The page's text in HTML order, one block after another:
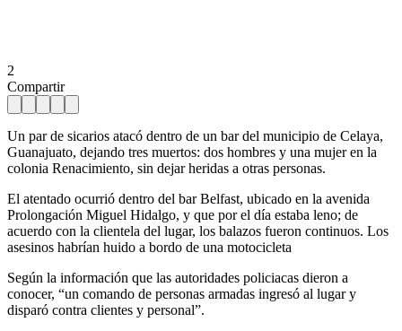
2
Compartir
Un par de sicarios atacó dentro de un bar del municipio de Celaya,
Guanajuato, dejando tres muertos: dos hombres y una mujer en la
colonia Renacimiento, sin dejar heridas a otras personas.
El atentado ocurrió dentro del bar Belfast, ubicado en la avenida
Prolongación Miguel Hidalgo, y que por el día estaba leno; de
acuerdo con la clientela del lugar, los balazos fueron continuos. Los
asesinos habrían huido a bordo de una motocicleta
Según la información que las autoridades policiacas dieron a
conocer, “un comando de personas armadas ingresó al lugar y
disparó contra clientes y personal”.